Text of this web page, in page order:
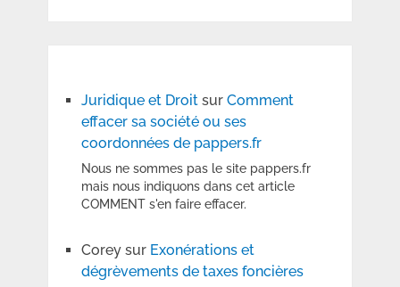
Juridique et Droitsur Comment
effacer sa société ou ses
coordonnées de pappers.fr
Nous ne sommes pas le site pappers.fr
mais nous indiquons dans cet article
COMMENT s'en faire effacer.
Coreysur Exonérations et
dégrèvements de taxes foncières